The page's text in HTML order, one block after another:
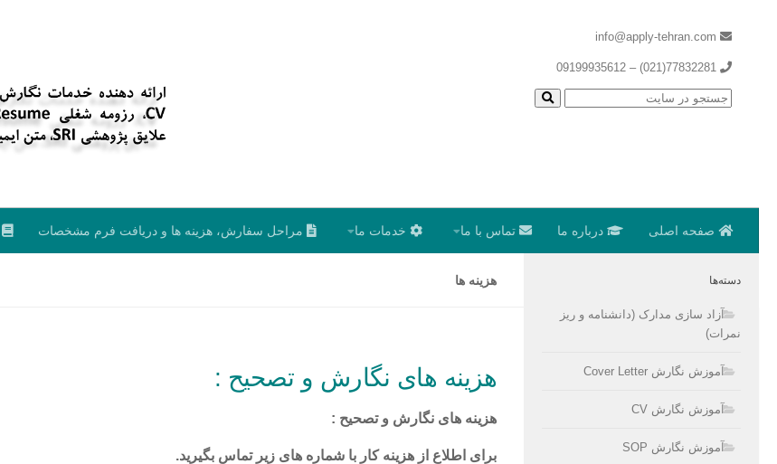
صفحه اصلی درباره ما تماس با ما خدمات ما مراحل سفارش، هزینه ها و دریافت فرم مشخصات
هزینه ها
هزینه های نگارش و تصحیح :
هزینه های نگارش و تصحیح :
برای اطلاع از هزینه کار با شماره های زیر تماس بگیرید.
دسته‌ها
آزاد سازی مدارک (دانشنامه و ریز
نمرات)
آموزش نگارش Cover Letter
آموزش نگارش CV
آموزش نگارش SOP